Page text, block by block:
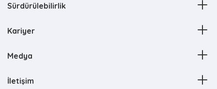
Sürdürülebilirlik
Kariyer
Medya
İletişim